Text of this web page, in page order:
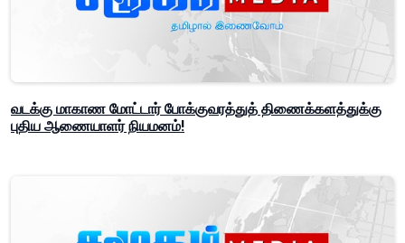
வடக்கு மாகாண மோட்டார் போக்குவரத்துத் திணைக்களத்துக்கு
புதிய ஆணையாளர் நியமனம்!